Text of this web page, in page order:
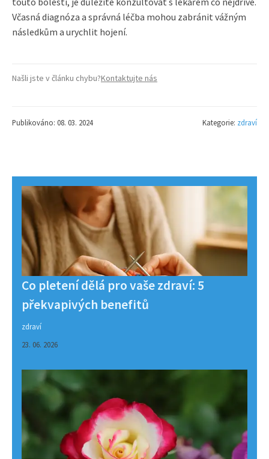
Včasná diagnóza a správná léčba mohou zabránit vážným
následkům a urychlit hojení.
Našli jste v článku chybu?Kontaktujte nás
Publikováno: 08. 03. 2024 Kategorie: zdraví
Co pletení dělá pro vaše zdraví: 5
překvapivých benefitů
zdraví
23. 06. 2026